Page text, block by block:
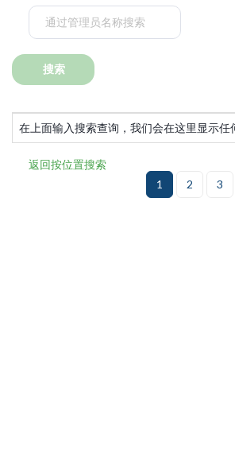
搜索
在上面输入搜索查询，我们会在这里显示任
1
前)
2 3
返回按位置搜索